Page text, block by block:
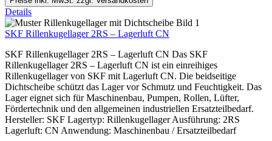
Details
SKF Rillenkugellager 2RS – Lagerluft CN
SKF Rillenkugellager 2RS – Lagerluft CN Das SKF
Rillenkugellager 2RS – Lagerluft CN ist ein einreihiges
Rillenkugellager von SKF mit Lagerluft CN. Die beidseitige
Dichtscheibe schützt das Lager vor Schmutz und Feuchtigkeit. Das
Lager eignet sich für Maschinenbau, Pumpen, Rollen, Lüfter,
Fördertechnik und den allgemeinen industriellen Ersatzteilbedarf.
Hersteller: SKF Lagertyp: Rillenkugellager Ausführung: 2RS
Lagerluft: CN Anwendung: Maschinenbau / Ersatzteilbedarf